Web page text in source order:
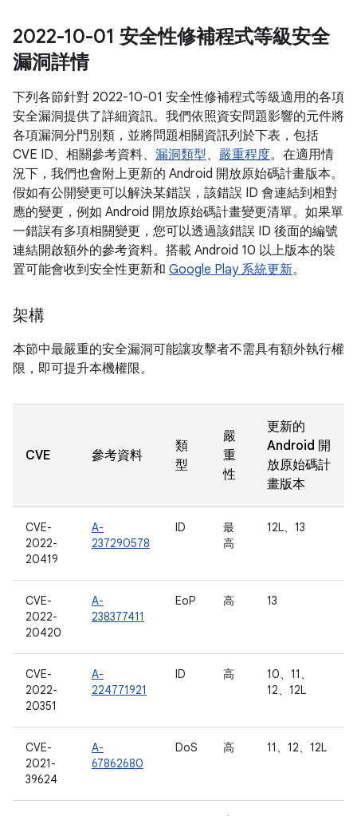
2022-10-01 安全性修補程式等級安全
漏洞詳情
下列各節針對 2022-10-01 安全性修補程式等級適用的各項
安全漏洞提供了詳細資訊。我們依照資安問題影響的元件將
各項漏洞分門別類，並將問題相關資訊列於下表，包括
CVE ID、相關參考資料、 漏洞類型、 嚴重程度。在適用情
況下，我們也會附上更新的 Android 開放原始碼計畫版本。
假如有公開變更可以解決某錯誤，該錯誤 ID 會連結到相對
應的變更，例如 Android 開放原始碼計畫變更清單。如果單
一錯誤有多項相關變更，您可以透過該錯誤 ID 後面的編號
連結開啟額外的參考資料。搭載 Android 10 以上版本的裝
置可能會收到安全性更新和 Google Play 系統更新。
架構
本節中最嚴重的安全漏洞可能讓攻擊者不需具有額外執行權
限，即可提升本機權限。
CVE 參考資料
類
型
嚴
重
性
更新的
Android 開
放原始碼計
畫版本
CVE-
2022-
20419
A-
237290578
ID
最
高
12L、13
CVE-
2022-
20420
A-
238377411
EoP 高 13
CVE-
2022-
20351
A-
224771921
ID 高
10、11、
12、12L
CVE-
2021-
39624
A-
67862680
DoS 高 11、12、12L